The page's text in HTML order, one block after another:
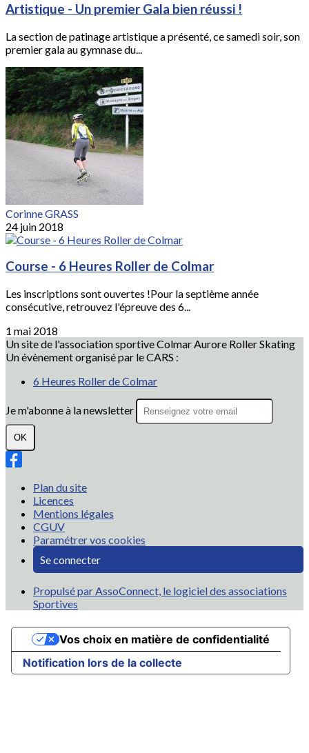
Artistique - Un premier Gala bien réussi !
La section de patinage artistique a présenté, ce samedi soir, son
premier gala au gymnase du...
Corinne GRASS
24 juin 2018
Course - 6 Heures Roller de Colmar
Les inscriptions sont ouvertes !Pour la septième année
consécutive, retrouvez l'épreuve des 6...
1 mai 2018
Un site de l'association sportive Colmar Aurore Roller Skating
Un évènement organisé par le CARS :
6 Heures Roller de Colmar
Je m'abonne à la newsletter
OK
Plan du site
Licences
Mentions légales
CGUV
Paramétrer vos cookies
Se connecter
Propulsé par AssoConnect, le logiciel des associations
Sportives
Notification lors de la collecte
Vos choix en matière de confidentialité